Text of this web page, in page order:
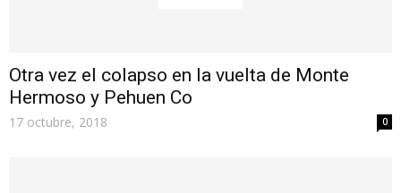
Otra vez el colapso en la vuelta de Monte
Hermoso y Pehuen Co
17 octubre, 2018 0